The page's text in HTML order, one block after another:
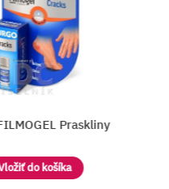
Praskliny
do košíka